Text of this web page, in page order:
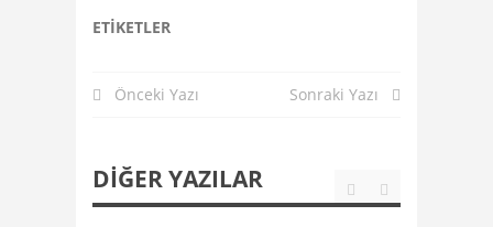
ETIKETLER
Önceki Yazı Sonraki Yazı
DIĞER YAZILAR